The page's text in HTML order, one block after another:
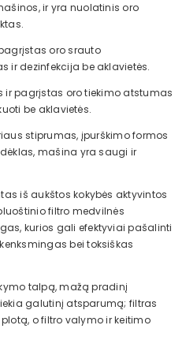
ir yra nuolatinis oro
oro srauto
ir dezinfekcija be aklavietės.
ir pagrįstas oro tiekimo atstumas
be aklavietės.
stiprumas, įpurškimo formos
mašina yra saugi ir
iš aukštos kokybės aktyvintos
filtro medvilnės
kurios gali efektyviai pašalinti
bei toksiškas
talpą, mažą pradinį
galutinį atsparumą; filtras
o filtro valymo ir keitimo